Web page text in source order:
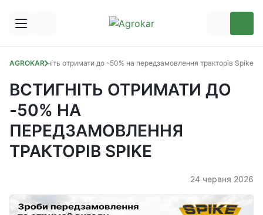
AGROKAR
Блог Встигніть отримати до -50% на передзамовлення тракторів Spike
ВСТИГНІТЬ ОТРИМАТИ ДО
-50% НА
ПЕРЕДЗАМОВЛЕННЯ
ТРАКТОРІВ SPIKE
24 червня 2026